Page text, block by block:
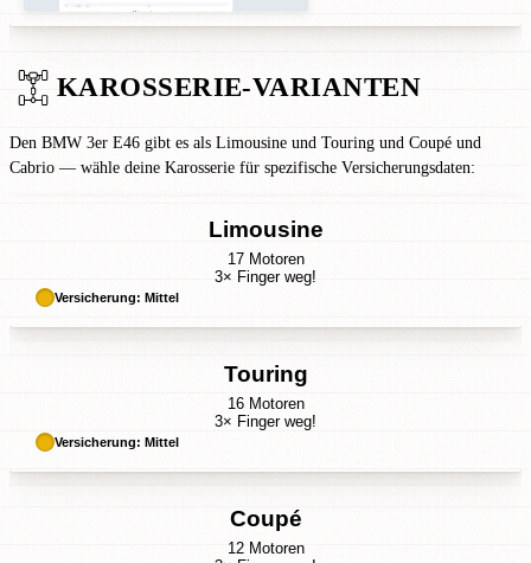
KAROSSERIE-VARIANTEN
Den BMW 3er E46 gibt es als Limousine und Touring und Coupé und
Cabrio — wähle deine Karosserie für spezifische Versicherungsdaten:
Limousine
17 Motoren
3× Finger weg!
Versicherung: Mittel
Touring
16 Motoren
3× Finger weg!
Versicherung: Mittel
Coupé
12 Motoren